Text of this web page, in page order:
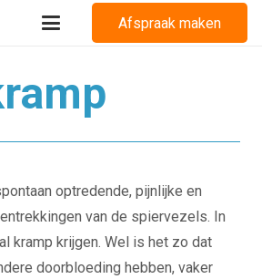
Afspraak maken
optredende, pijnlijke en
van de spiervezels. In
kramp krijgen. Wel is het zo dat
doorbloeding hebben, vaker